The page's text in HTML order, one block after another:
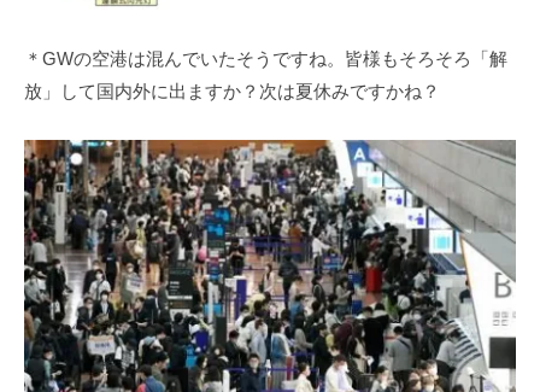
＊GWの空港は混んでいたそうですね。皆様もそろそろ「解
放」して国内外に出ますか？次は夏休みですかね？